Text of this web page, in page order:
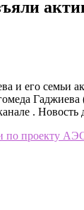
и его
.
по проекту